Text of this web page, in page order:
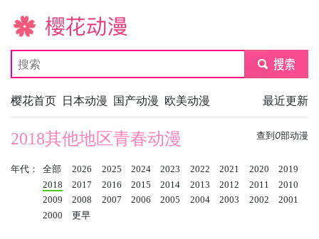
樱花动漫
submit
樱花首页 日本动漫 国产动漫 欧美动漫 最近更新
查到 0部动漫
2018其他地区青春动漫
年代： 全部 2026 2025 2024 2023 2022 2021 2020
2019
2018
2017 2016 2015 2014 2013 2012 2011
2010
2009
2008 2007 2006 2005 2004 2003 2002
2001
2000
更早